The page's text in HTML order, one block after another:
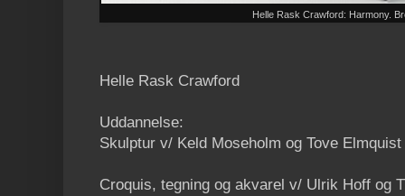
Helle Rask Crawford: Harmony.
Helle Rask Crawford
Uddannelse:
Skulptur v/ Keld Moseholm og Tove
Croquis, tegning og akvarel v/ Ulrik Hoff og